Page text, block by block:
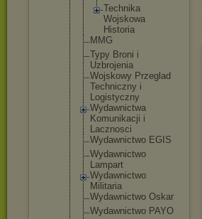
Technika
Wojskowa
Historia
MMG
Typy Broni i
Uzbrojenia
Wojskowy Przeglad
Techniczny i
Logistyczny
Wydawnictwa
Komunikacji i
Lacznosci
Wydawnictwo EGIS
Wydawnictwo
Lampart
Wydawnictwo
Militaria
Wydawnictwo Oskar
Wydawnictwo PAYO